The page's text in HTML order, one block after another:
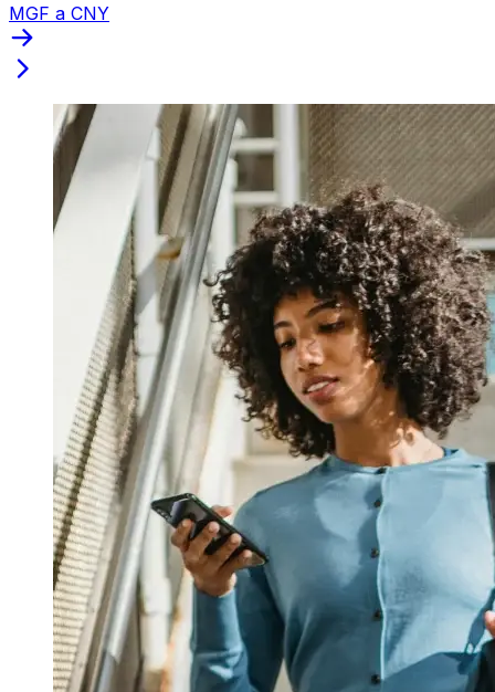
MGF a CNY